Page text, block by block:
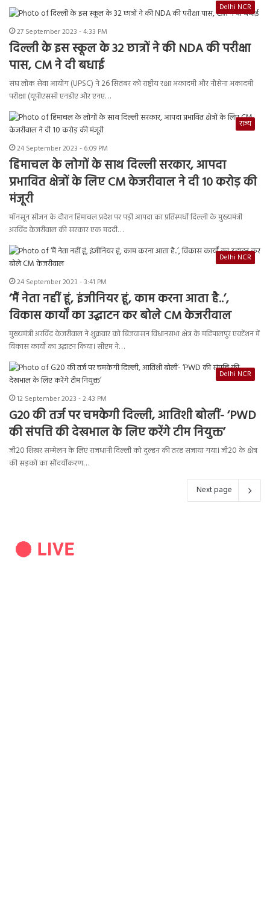
Delhi NCR
27 September 2023 - 4:33 PM
दिल्ली के इस स्कूल के 32 छात्रों ने की NDA की परीक्षा
पास, CM ने दी बधाई
संघ लोक सेवा आयोग (UPSC) ने 26 सितंबर को राष्ट्रीय रक्षा अकादमी और नौसेना अकादमी
परीक्षा (यूपीएससी एनडीए और एनए…
राज्य
24 September 2023 - 6:09 PM
हिमाचल के लोगों के साथ दिल्ली सरकार, आपदा
प्रभावित क्षेत्रों के लिए CM केजरीवाल ने दी 10 करोड़ की
मंजूरी
मॉनसून सीजन के दौरान हिमाचल प्रदेश पर पड़ी आपदा का प्रतिस्पर्धी दिल्ली के मुख्यमंत्री
अरविंद केजरीवाल की सरकार एक मददी…
Delhi NCR
24 September 2023 - 3:41 PM
‘मैं नेता नहीं हूं, इंजीनियर हूं, काम करना आता है..’,
विकास कार्यों का उद्घाटन कर बोले CM केजरीवाल
मुख्यमंत्री अरविंद केजरीवाल ने शुक्रवार को बिजवासन विधानसभा क्षेत्र के महिपालपुर एक्टेंशन में
विकास कार्यों का उद्घाटन किया। सीएम ने…
Delhi NCR
12 September 2023 - 2:43 PM
G20 की तर्ज पर चमकेगी दिल्ली, आतिशी बोलीं- ‘PWD
की संपत्ति की देखभाल के लिए करेंगे टीम नियुक्त’
जी20 शिखर सम्मेलन के लिए राजधानी दिल्ली को दुल्हन की तरह सजाया गया। जी20 के क्षेत्र
की सड़कों का सौंदर्यीकरण…
Next page